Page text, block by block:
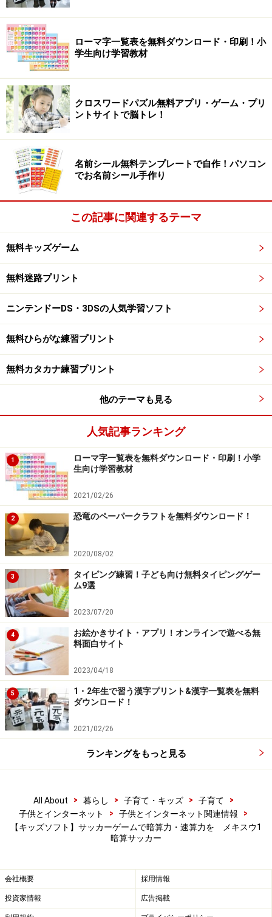
リフティング練習で問題を解き続けよう！
出題される問題を解きながらリフティングを続け、暗算
力を養います。
たし算・ひき算・かけ算・わり算の中から学習レベルを
選択し、 ボールが空中にある間に問題に答える暗算ゲー
ムです。
トーナメントで暗算力を試そう！
たし算・ひき算・かけ算・わり算・ランダム問題から参
に時間内に答える暗算ゲームです。
時間内に答えることができないと相手チームにサッカー
がることで問題のレベルが上がっていきますので、 暗算
力がついていること、テンキーが早く正確にタイピング
できることが必要になります。
たし算・ひき算・かけ算・わり算と、暗算の種類やレベ
ルなどが細かく分かれているので、 各コーナーとも長く
使えるゲームでしょう。
この他の機能や対応OSは
※記事内容は執筆時点のものです。最新の内容をご確認くださ
い。
1 /2 次のページへ
ローマ字一覧表を無料ダウンロード・印刷！小
学生向け学習教材
クロスワードパズル無料アプリ・ゲーム・プリ
ントサイトで脳トレ！
名前シール無料テンプレートで自作！パソコン
でお名前シール手作り
この記事に関連するテーマ
無料キッズゲーム
無料迷路プリント
ニンテンドーDS・3DSの人気学習ソフト
無料ひらがな練習プリント
無料カタカナ練習プリント
他のテーマも見る
人気記事ランキング
1
ローマ字一覧表を無料ダウンロード・印刷！小学
生向け学習教材
2021/02/26
2 恐竜のペーパークラフトを無料ダウンロード！
2020/08/02
3
タイピング練習！子ども向け無料タイピングゲー
ム9選
2023/07/20
4
お絵かきサイト・アプリ！オンラインで遊べる無
料面白サイト
2023/04/18
5
1・2年生で習う漢字プリント&漢字一覧表を無料
ダウンロード！
2021/02/26
ランキングをもっと見る
All About > 暮らし > 子育て・キッズ > 子育て
>
子供とインターネット
> 子供とインターネット関連情報
>
【キッズソフト】サッカーゲームで暗算力・速算力を メキスウ1
暗算サッカー
会社概要 採用情報
投資家情報 広告掲載